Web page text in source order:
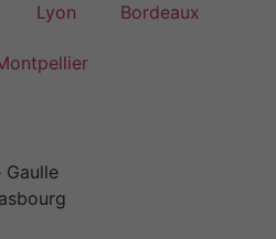
Lyon Bordeaux
Gaulle